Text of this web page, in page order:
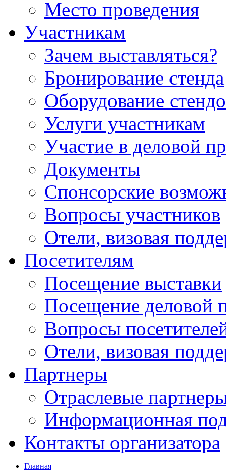
Место проведения
Участникам
Зачем выставляться?
Бронирование стенда
Оборудование
Услуги участникам
Участие в деловой
Документы
Спонсорские
Вопросы участников
Отели, визовая
Посетителям
Посещение выставки
Посещение деловой
Вопросы
Отели, визовая
Партнеры
Отраслевые
Информационная
Контакты организатора
Главная